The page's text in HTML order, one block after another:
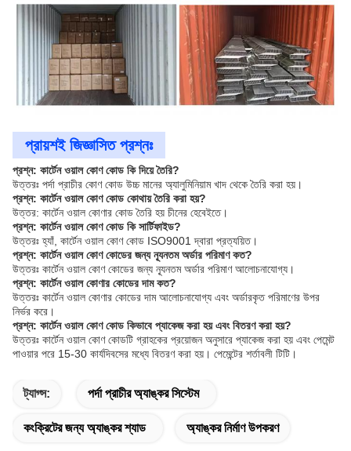
প্রায়শই জিজ্ঞাসিত প্রশ্নঃ
প্রশ্ন: কার্টেন ওয়াল কোণ কোড কি দিয়ে তৈরি?
উত্তরঃ পর্দা প্রাচীর কোণ কোড উচ্চ মানের অ্যালুমিনিয়াম খাদ থেকে তৈরি করা হয়।
প্রশ্ন: কার্টেন ওয়াল কোণ কোড কোথায় তৈরি করা হয়?
উত্তর: কার্টেন ওয়াল কোণার কোড তৈরি হয় চীনের হেবেইতে।
প্রশ্ন: কার্টেন ওয়াল কোণ কোড কি সার্টিফাইড?
উত্তরঃ হ্যাঁ, কার্টেন ওয়াল কোণ কোড ISO9001 দ্বারা প্রত্যয়িত।
প্রশ্ন: কার্টেন ওয়াল কোণ কোডের জন্য ন্যূনতম অর্ডার পরিমাণ কত?
উত্তরঃ কার্টেন ওয়াল কোণ কোডের জন্য ন্যূনতম অর্ডার পরিমাণ আলোচনাযোগ্য।
প্রশ্ন: কার্টেন ওয়াল কোণার কোডের দাম কত?
উত্তরঃ কার্টেন ওয়াল কোণার কোডের দাম আলোচনাযোগ্য এবং অর্ডারকৃত পরিমাণের উপর
নির্ভর করে।
প্রশ্ন: কার্টেন ওয়াল কোণ কোড কিভাবে প্যাকেজ করা হয় এবং বিতরণ করা হয়?
উত্তরঃ কার্টেন ওয়াল কোণ কোডটি গ্রাহকের প্রয়োজন অনুসারে প্যাকেজ করা হয় এবং পেমেন্ট
পাওয়ার পরে 15-30 কার্যদিবসের মধ্যে বিতরণ করা হয়। পেমেন্টের শর্তাবলী টিটি।
ট্যাগ্স: পর্দা প্রাচীর অ্যাঙ্কর সিস্টেম
কংক্রিটের জন্য অ্যাঙ্কর শ্যাড অ্যাঙ্কর নির্মাণ উপকরণ